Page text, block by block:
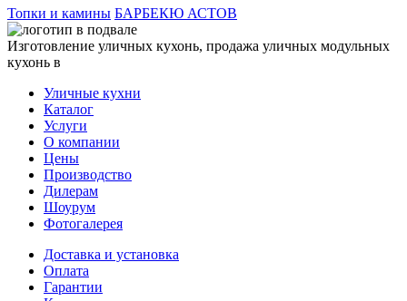
Топки и камины БАРБЕКЮ АСТОВ
Изготовление уличных кухонь, продажа уличных модульных
кухонь в
Уличные кухни
Каталог
Услуги
О компании
Цены
Производство
Дилерам
Шоурум
Фотогалерея
Доставка и установка
Оплата
Гарантии